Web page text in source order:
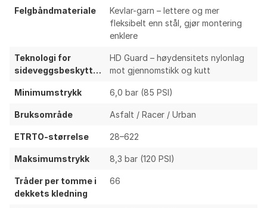
suppleness enn premium race-dekk (f.eks. Conti
GP5000, Vittoria Corsa)
Ekstra beskyttelseslag kan øke stivhet og dempe
følsomhet i svinger
Oppsummering & anbefalinger
sammenleggbart clincher-dekk med moderat vekt,
dual compound og ekstra beskyttelse som gir
hverdagsbruk. 66 TPI-karkasse og fokus på
punkteringsmotstand peker mot et
allround/treningsdekk fremfor et topp-racedekk.
Felgbåndmateriale
Kevlar-garn – lettere og mer
fleksibelt enn stål, gjør montering
enklere
Teknologi for
sideveggsbeskyttelse
HD Guard – høydensitets nylonlag
mot gjennomstikk og kutt
Minimumstrykk 6,0 bar (85 PSI)
Bruksområde Asfalt / Racer / Urban
ETRTO-størrelse 28–622
Maksimumstrykk 8,3 bar (120 PSI)
Tråder per tomme i
dekkets kledning
66